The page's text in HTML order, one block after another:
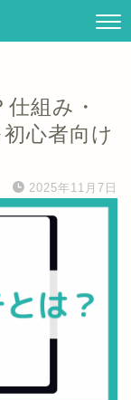
組み・
心者向け
2025年11月7日